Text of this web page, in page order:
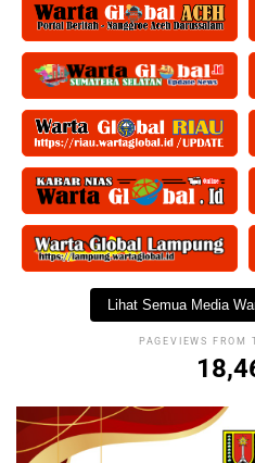
Lihat Semua Media
PAGEVIEWS FROM